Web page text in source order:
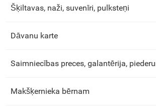
Šķiltavas, naži, suvenīri, pulksteņi
Dāvanu karte
Saimniecības preces, galantērija,
Makšķernieka bērnam